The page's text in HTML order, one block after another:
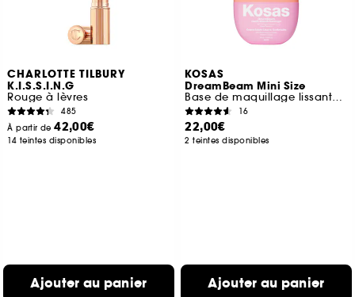
CHARLOTTE TILBURY
K.I.S.S.I.N.G
Rouge à lèvres
485
À partir de42,00€
14 teintes disponibles
Ajouter au panier
KOSAS
DreamBeam Mini Size
Base de maquillage lissante SPF 30 format voyage
16
22,00€
2 teintes disponibles
Ajouter au panier